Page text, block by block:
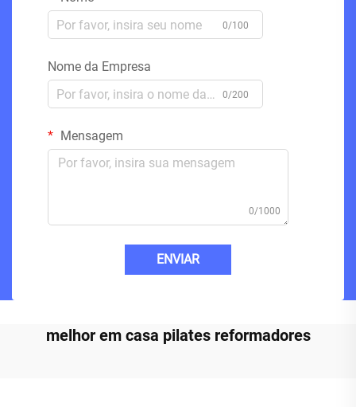
0/100
Nome da Empresa
0/200
Mensagem
0/1000
ENVIAR
melhor em casa pilates reformadores